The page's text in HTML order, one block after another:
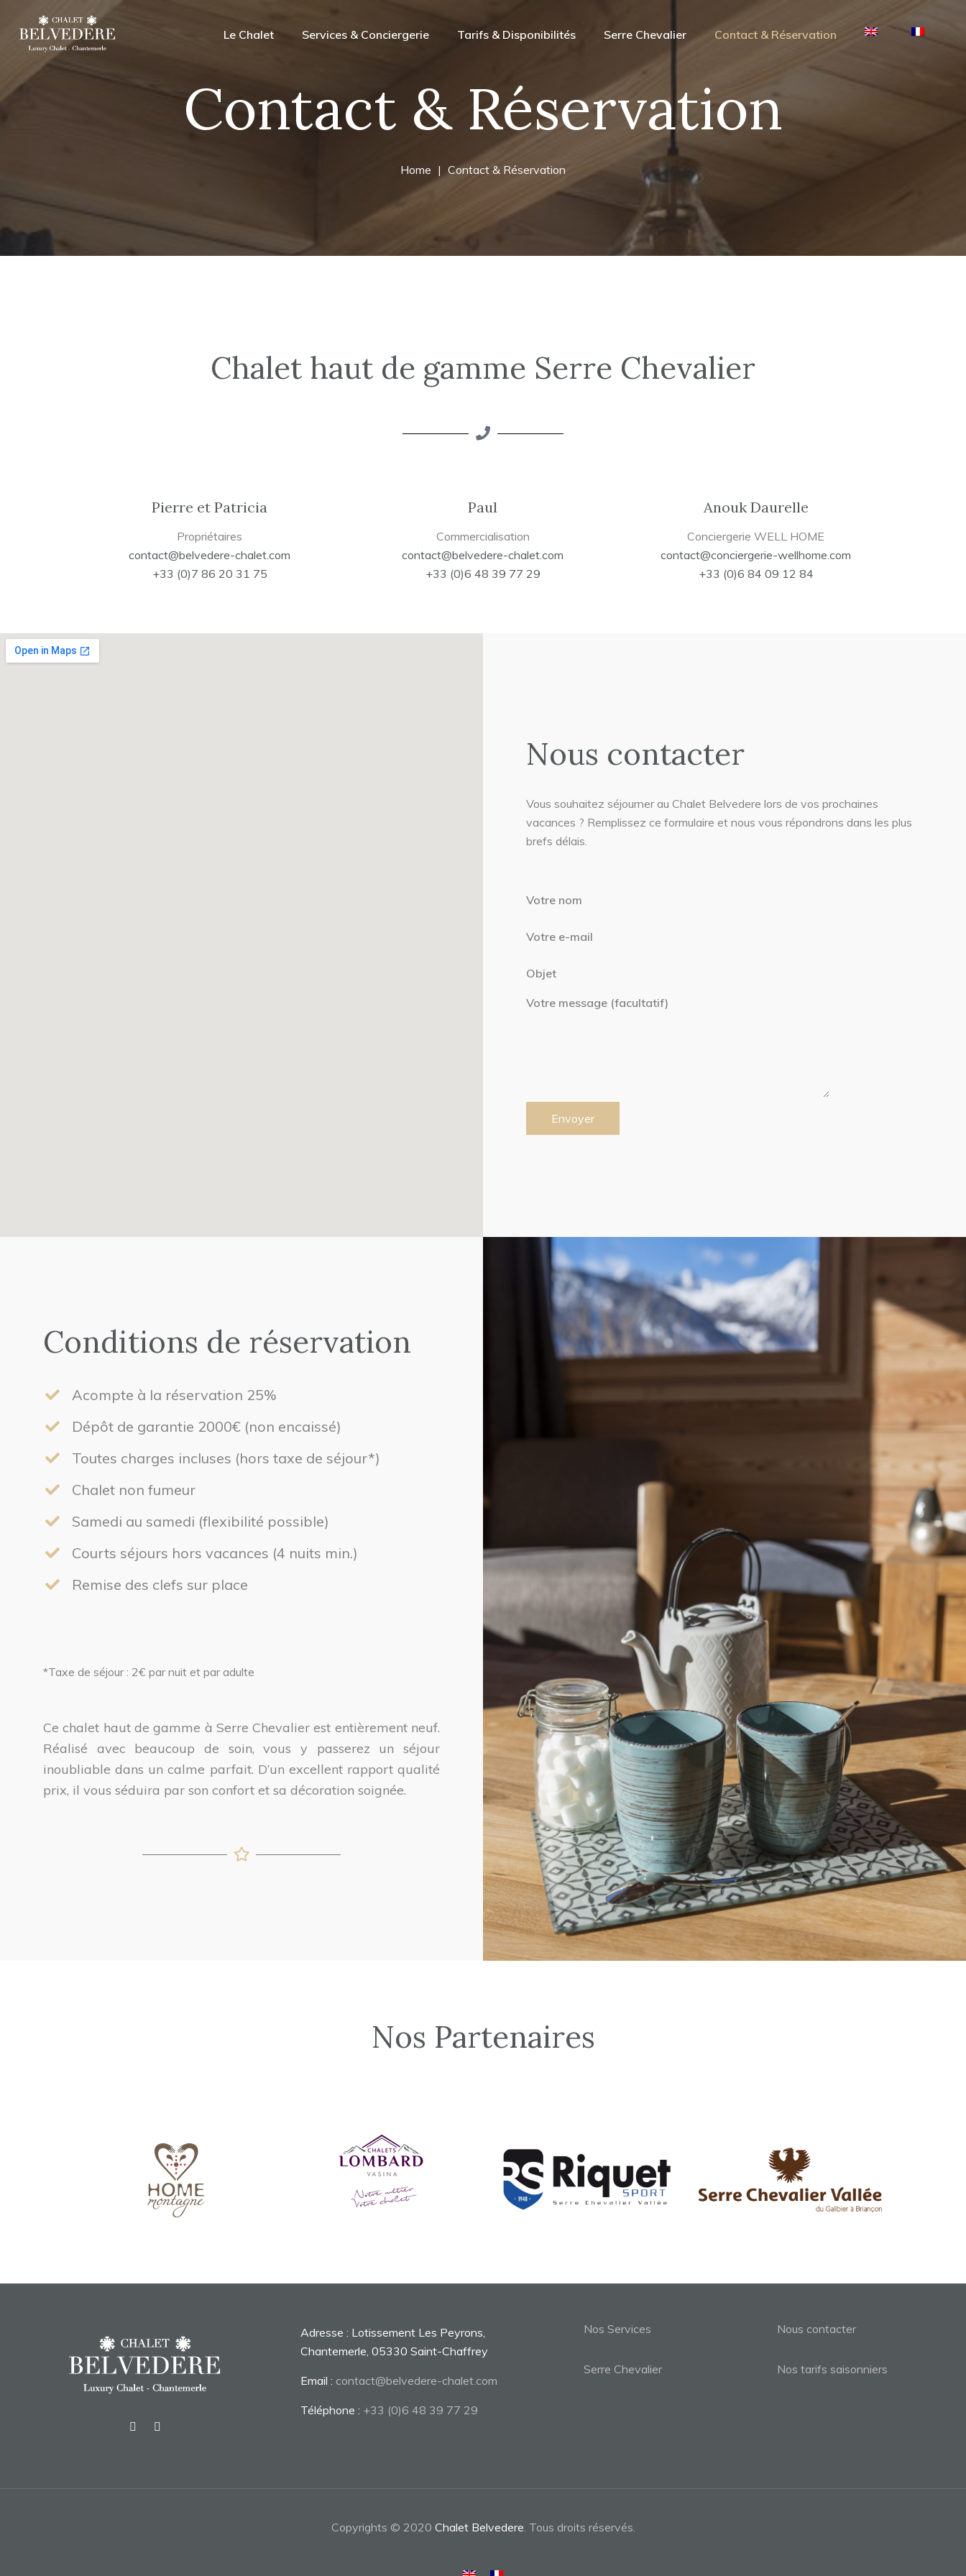
Le Chalet Services & Conciergerie Tarifs & Disponibilités Serre Chevalier Contact & Réservation
Contact & Réservation
Home Contact & Réservation
Chalet haut de gamme Serre Chevalier
Pierre et Patricia
Propriétaires
contact@belvedere-chalet.com
+33 (0)7 86 20 31 75
Paul
Commercialisation
contact@belvedere-chalet.com
+33 (0)6 48 39 77 29
Anouk Daurelle
Conciergerie WELL HOME
contact@conciergerie-wellhome.com
+33 (0)6 84 09 12 84
Nous contacter
Vous souhaitez séjourner au Chalet Belvedere lors de vos prochaines
vacances ? Remplissez ce formulaire et nous vous répondrons dans les plus
brefs délais.
Votre nom
Votre e-mail
Objet
Votre message (facultatif)
Conditions de réservation
Acompte à la réservation 25%
Dépôt de garantie 2000€ (non encaissé)
Toutes charges incluses (hors taxe de séjour*)
Chalet non fumeur
Samedi au samedi (flexibilité possible)
Courts séjours hors vacances (4 nuits min.)
Remise des clefs sur place
*Taxe de séjour : 2€ par nuit et par adulte
Ce chalet haut de gamme à Serre Chevalier est entièrement neuf.
Réalisé avec beaucoup de soin, vous y passerez un séjour
inoubliable dans un calme parfait. D’un excellent rapport qualité
prix, il vous séduira par son confort et sa décoration soignée.
Nos Partenaires
Adresse : Lotissement Les Peyrons,
Chantemerle, 05330 Saint-Chaffrey
Email : contact@belvedere-chalet.com
Téléphone : +33 (0)6 48 39 77 29
Nos Services
Serre Chevalier
Nous contacter
Nos tarifs saisonniers
Copyrights © 2020 Chalet Belvedere. Tous droits réservés.